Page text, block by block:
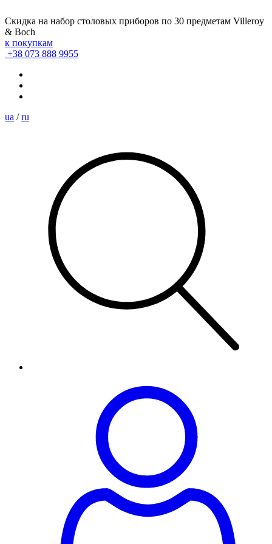
Скидка на набор столовых приборов по 30 предметам Villeroy
& Boch
к покупкам
+38 073 888 9955
ua / ru